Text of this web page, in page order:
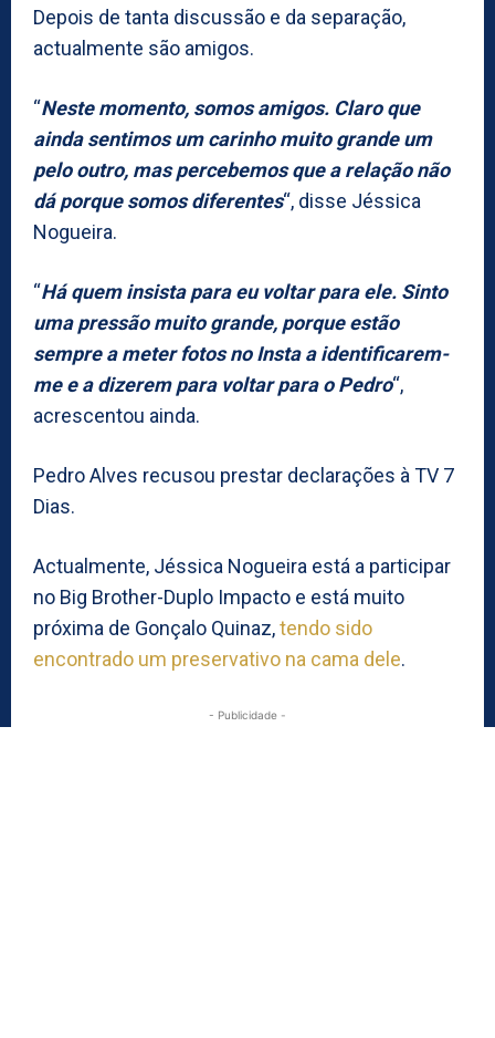
Depois de tanta discussão e da separação,
actualmente são amigos.
“Neste momento, somos amigos. Claro que
ainda sentimos um carinho muito grande um
pelo outro, mas percebemos que a relação não
dá porque somos diferentes“, disse Jéssica
Nogueira.
“Há quem insista para eu voltar para ele. Sinto
uma pressão muito grande, porque estão
sempre a meter fotos no Insta a identificarem-
me e a dizerem para voltar para o Pedro“,
acrescentou ainda.
Pedro Alves recusou prestar declarações à TV 7
Dias.
Actualmente, Jéssica Nogueira está a participar
no Big Brother-Duplo Impacto e está muito
próxima de Gonçalo Quinaz,tendo sido
encontrado um preservativo na cama dele.
- Publicidade -